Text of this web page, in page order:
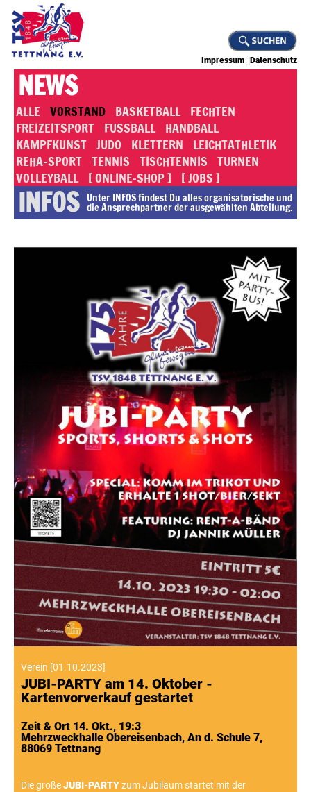
Impressum Datenschutz
NEWS
ALLE VORSTAND BASKETBALL FECHTEN
FREIZEITSPORT FUSSBALL HANDBALL
KAMPFKUNST JUDO KLETTERN
LEICHTATHLETIK
REHA-SPORT TENNIS TISCHTENNIS TURNEN
VOLLEYBALL [ ONLINE-SHOP ] [ JOBS ]
INFOS Unter INFOS findest Du alles or­ga­ni­sa­to­rische und
die An­sprech­part­ner der ausgewählten Abteilung.
Verein [01.10.2023]
JUBI-PARTY am 14. Oktober -
Kartenvorverkauf gestartet
Zeit & Ort 14. Okt., 19:3
Mehrzweckhalle Obereisenbach, An d. Schule 7,
88069 Tettnang
Die großeJUBI-PARTYzum Jubiläum startet mit der